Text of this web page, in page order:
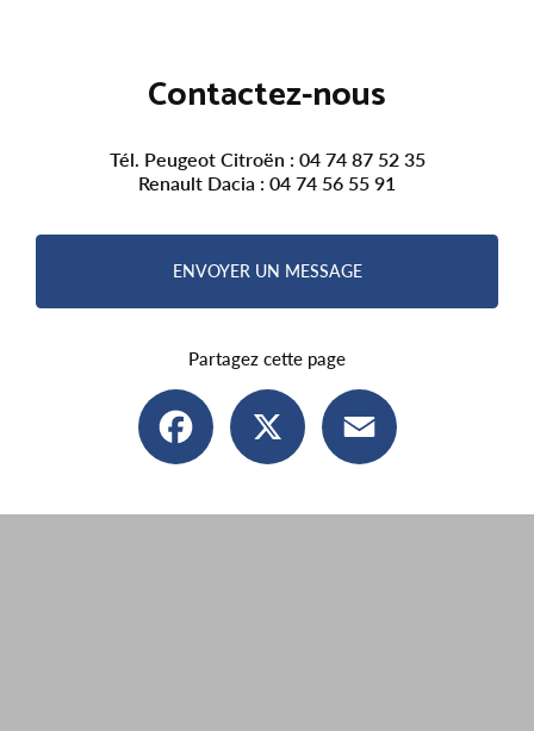
Contactez-nous
Tél. Peugeot Citroën : 04 74 87 52 35
Renault Dacia : 04 74 56 55 91
ENVOYER UN MESSAGE
Partagez cette page
Facebook